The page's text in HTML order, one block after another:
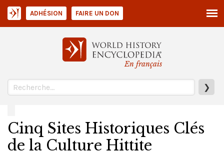
En français
❯
ADHÉSION FAIRE UN DON
Cinq Sites Historiques Clés
de la Culture Hittite